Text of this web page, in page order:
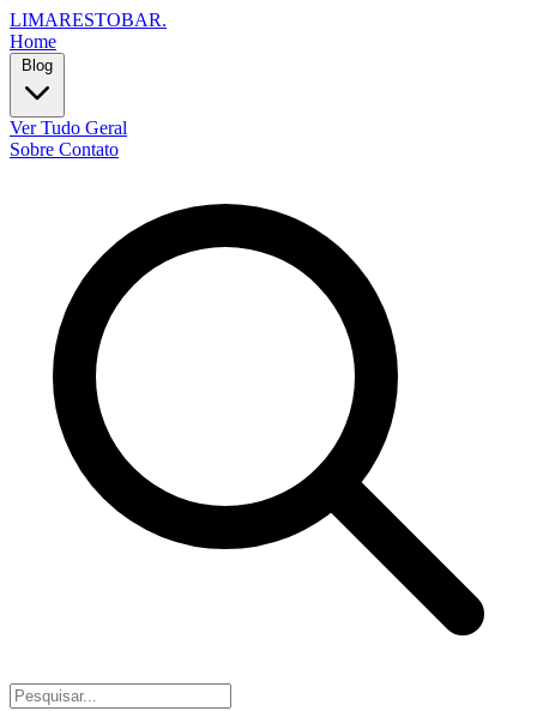
LIMARESTOBAR.
Home
Ver Tudo Geral
Sobre Contato